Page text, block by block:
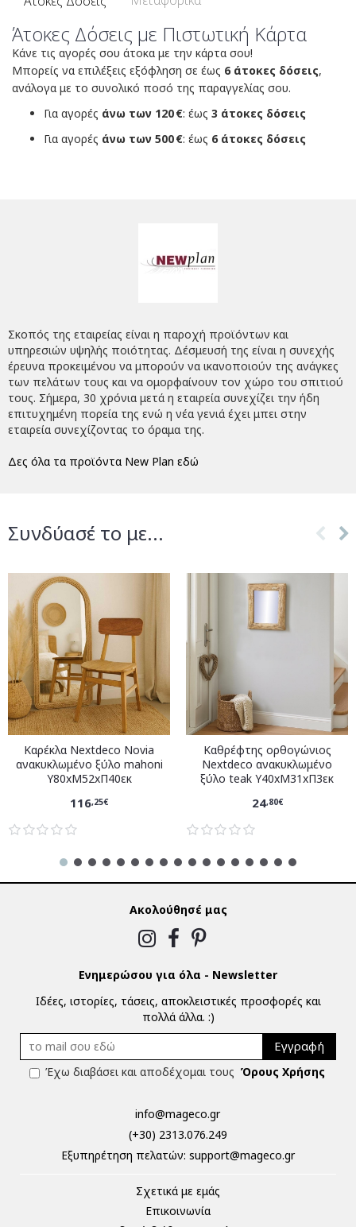
Άτοκες Δόσεις με Πιστωτική Κάρτα
Κάνε τις αγορές σου άτοκα με την κάρτα σου!
Μπορείς να επιλέξεις εξόφληση σε έως 6 άτοκες δόσεις,
ανάλογα με το συνολικό ποσό της παραγγελίας σου.
Για αγορές άνω των 120 €: έως 3 άτοκες δόσεις
Για αγορές άνω των 500 €: έως 6 άτοκες δόσεις
Σκοπός της εταιρείας είναι η παροχή προϊόντων και
υπηρεσιών υψηλής ποιότητας. Δέσμευσή της είναι η συνεχής
έρευνα προκειμένου να μπορούν να ικανοποιούν της ανάγκες
των πελάτων τους και να ομορφαίνουν τον χώρο του σπιτιού
τους. Σήμερα, 30 χρόνια μετά η εταιρεία συνεχίζει την ήδη
επιτυχημένη πορεία της ενώ η νέα γενιά έχει μπει στην
εταιρεία συνεχίζοντας το όραμα της.
Δες όλα τα προϊόντα New Plan εδώ
Συνδύασέ το με...
Καρέκλα Nextdeco Novia
ανακυκλωμένο ξύλο mahoni
Υ80xM52xΠ40εκ
116,25€
Καθρέφτης ορθογώνιος
Nextdeco ανακυκλωμένο
ξύλο teak Υ40xM31xΠ3εκ
24,80€
Ακολούθησέ μας
Ενημερώσου για όλα - Newsletter
Ιδέες, ιστορίες, τάσεις, αποκλειστικές προσφορές και
πολλά άλλα. :)
Εγγραφή
Έχω διαβάσει και αποδέχομαι τους Όρους Χρήσης
info@mageco.gr
(+30) 2313.076.249
Eξυπηρέτηση πελατών: support@mageco.gr
Σχετικά με εμάς
Επικοινωνία